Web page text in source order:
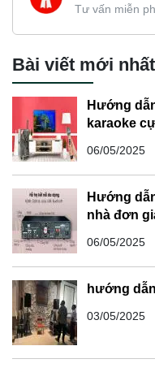
Tư vấn miễn
Bài viết mới nhất
Hướng
karaoke
06/05/2025
Hướng
nhà đơn
06/05/2025
hướng
03/05/2025